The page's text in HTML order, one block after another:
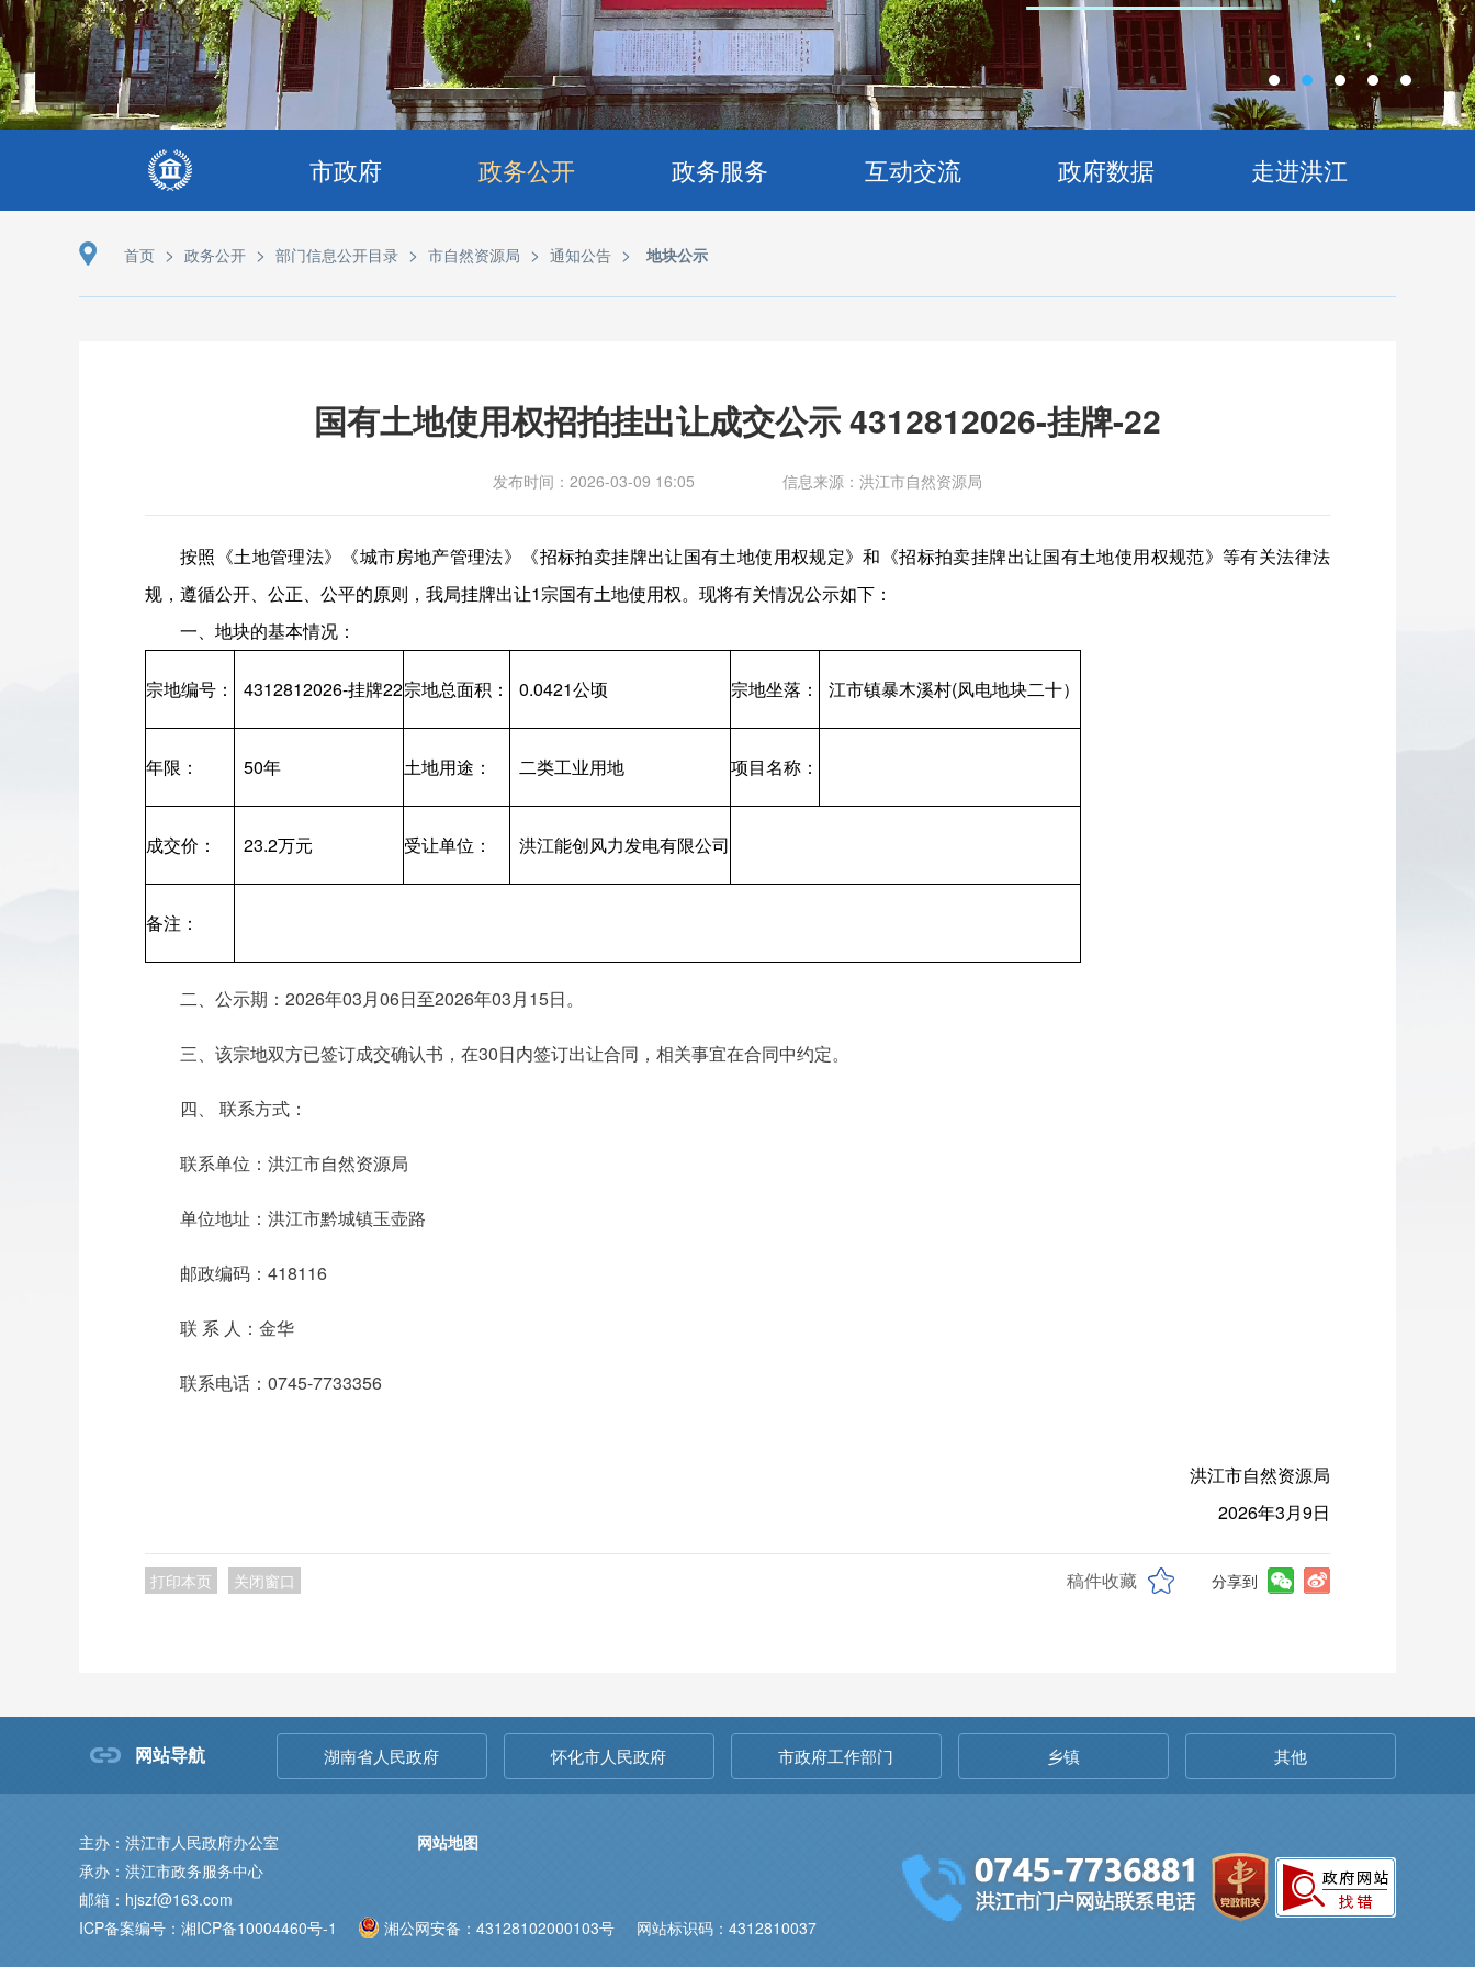
市政府 政务公开 政务服务 互动交流 政府数据 走进洪江
首页 > 政务公开 > 部门信息公开目录 > 市自然资源局 > 通知公告 > 地块公示
国有土地使用权招拍挂出让成交公示 4312812026-挂牌-22
发布时间：2026-03-09 16:05 信息来源：洪江市自然资源局
按照《土地管理法》《城市房地产管理法》《招标拍卖挂牌出让国有土地使用权规定》和《招标拍卖挂牌出让国有土地使用权规范》等有关法律法
规，遵循公开、公正、公平的原则，我局挂牌出让1宗国有土地使用权。现将有关情况公示如下：
一、地块的基本情况：
宗地编号： 4312812026-挂牌22宗地总面积： 0.0421公顷 宗地坐落： 江市镇暴木溪村(风电地块二十）
年限： 50年 土地用途： 二类工业用地 项目名称：
成交价： 23.2万元 受让单位： 洪江能创风力发电有限公司
备注：
二、公示期：2026年03月06日至2026年03月15日。
三、该宗地双方已签订成交确认书，在30日内签订出让合同，相关事宜在合同中约定。
四、 联系方式：
联系单位：洪江市自然资源局
单位地址：洪江市黔城镇玉壶路
邮政编码：418116
联 系 人：金华
联系电话：0745-7733356
洪江市自然资源局
2026年3月9日
打印本页 关闭窗口 稿件收藏 分享到
网站导航 湖南省人民政府 怀化市人民政府 市政府工作部门 乡镇 其他
主办：洪江市人民政府办公室
承办：洪江市政务服务中心
邮箱：hjszf@163.com
ICP备案编号：湘ICP备10004460号-1
湘公网安备：43128102000103号 网站标识码：4312810037
网站地图